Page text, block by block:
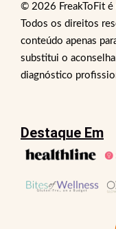
© 2026 FreakToFit
Todos os direitos
conteúdo apenas
substitui o
diagnóstico
Destaque Em